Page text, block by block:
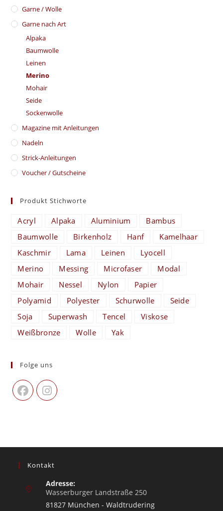
Garne / Wolle
Garne nach Art
Alpaka
Baumwolle
Leinen
Merino
Mohair
Seide
Sockenwolle
Magazine mit Anleitungen
Nadeln
Strick-Anleitungen
Voucher / Gutscheine
Produkt Stichworte
Acryl Alpaka Aluminium
Bambus
Baumwolle
Birkenholz Hanf
Kamelhaar
Kaschmir
Lama Leinen
Lyocell
Merino
Messing Microfaser
Modal
Mohair
Nessel Nylon
Papier
Polyamid
Polyester Schurwolle
Seide
Soja
Superwash Tencel
Viskose
Weißbronze
Wolle Yak
Folge uns
Kontakt
Adresse:
Wasserburger Landstraße 250
81827 München - Waldtrudering